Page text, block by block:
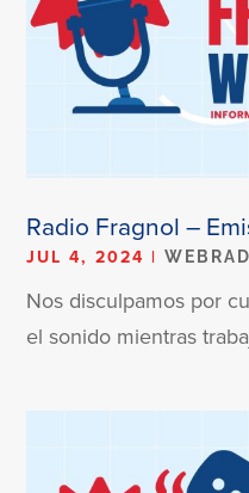
Radio Fragnol –
JUL 4, 2024 |
Nos disculpamos por
el sonido mientras